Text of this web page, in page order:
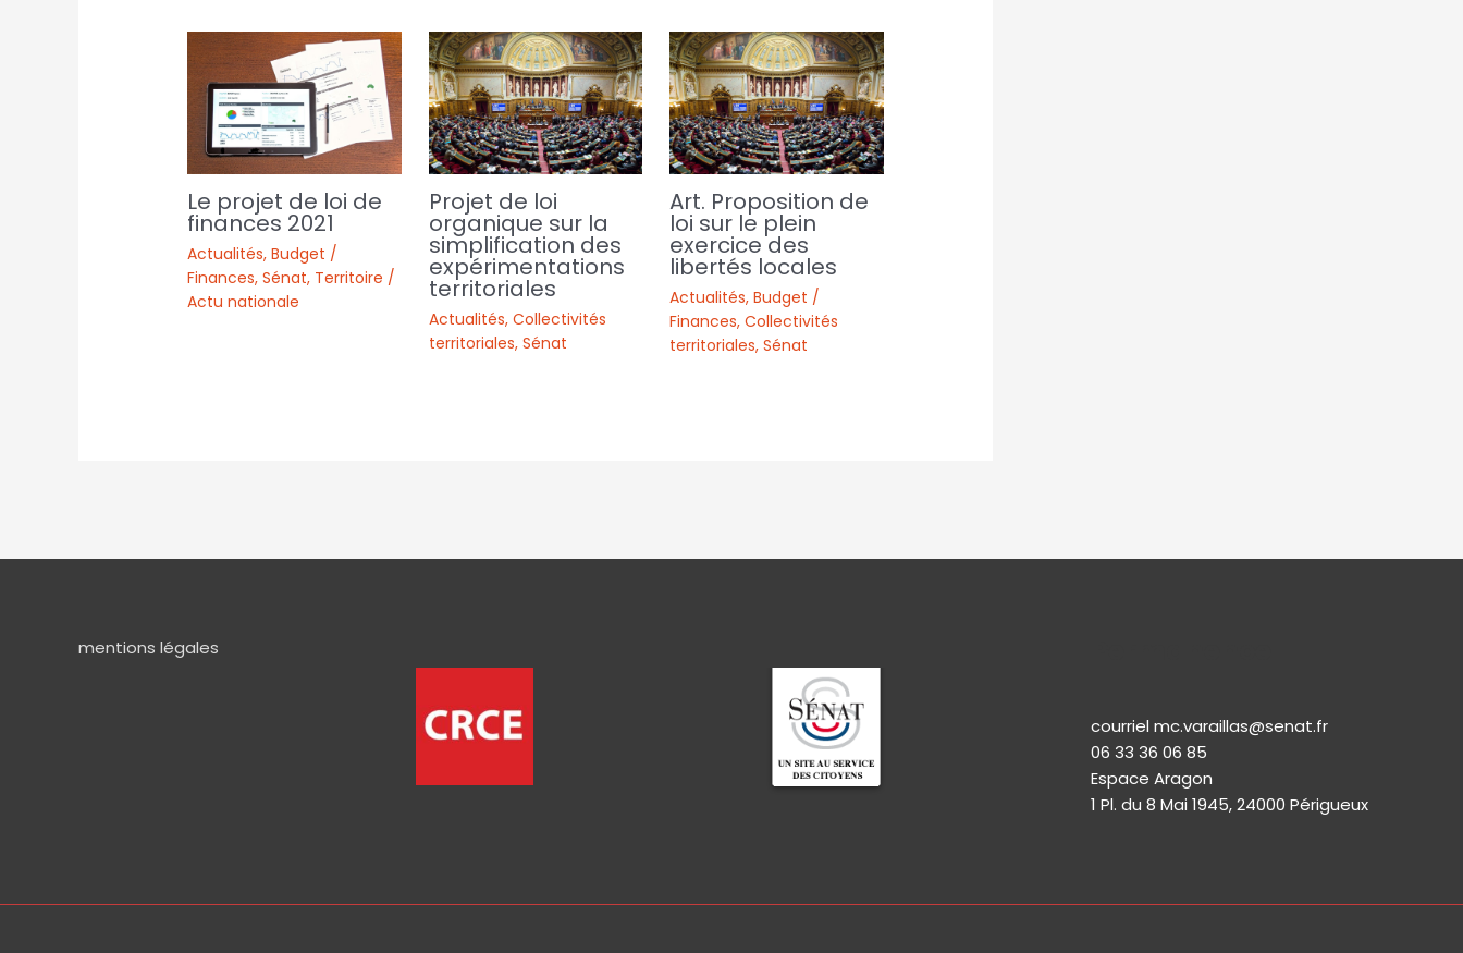
Le projet de loi de
finances 2021
Actualités,Budget /
Finances,Sénat, Territoire /
Actu nationale
Projet de loi
organique sur la
simplification des
expérimentations
territoriales
Actualités, Collectivités
territoriales, Sénat
Art. Proposition de
loi sur le plein
exercice des
libertés locales
Actualités,Budget /
Finances,Collectivités
territoriales,Sénat
mentions légales
courriel mc.varaillas@senat.fr
06 33 36 06 85
Espace Aragon
1 Pl. du 8 Mai 1945, 24000 Périgueux​